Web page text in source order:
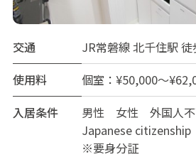
交通
JR常磐線 北千住駅 徒
使用料
個室：¥50,000～
入居条件
男性 女性 外国人不
Japanese citizenship
※要身分証